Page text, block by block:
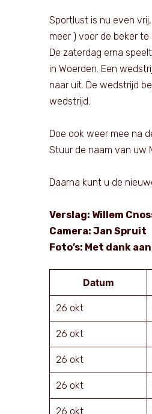
Sportlust is nu even
meer ) voor de beker
De zaterdag erna
in Woerden. Een
naar uit. De wedstrijd
wedstrijd.
Doe ook weer mee na
Stuur de naam van uw
Daarna kunt u de
Verslag: Willem
Camera: Jan Spruit
Foto’s: Met dank
Datum
26 okt
26 okt
26 okt
26 okt
26 okt